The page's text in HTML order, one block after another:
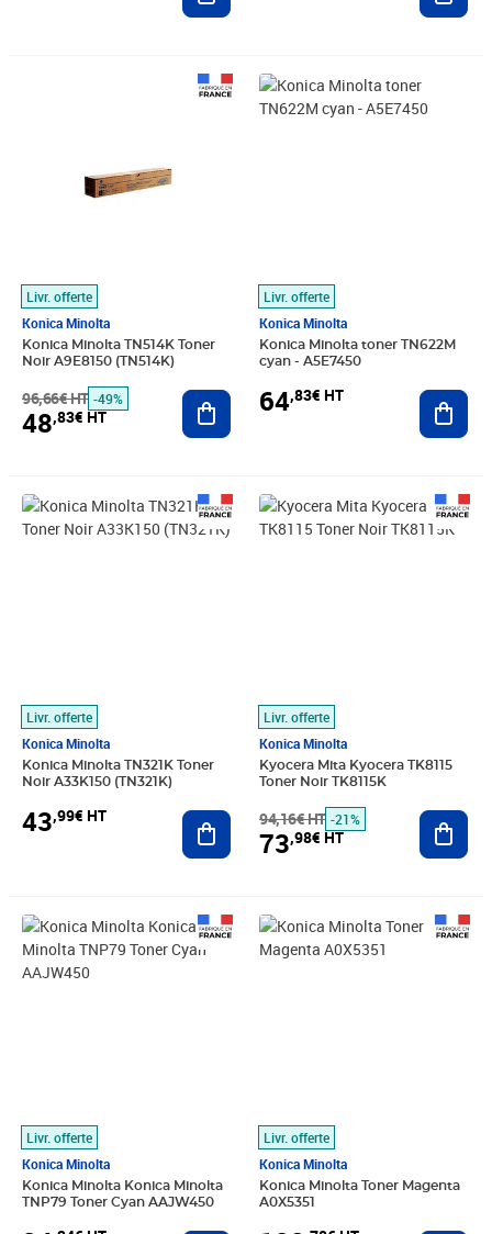
Livr. offerte
Konica Minolta
Konica Minolta TN514K Toner
Noir A9E8150 (TN514K)
96,66€ HT -49%
48,83€ HT
Ajouter au panier
Livr. offerte
Konica Minolta
Konica Minolta toner TN622M
cyan - A5E7450
64,83€ HT
Prix 64,83€ HT
Livr. offerte
Konica Minolta
Konica Minolta TN321K Toner
Noir A33K150 (TN321K)
43,99€ HT
Prix 43,99€ HT
Ajouter au panier
Livr. offerte
Konica Minolta
Kyocera Mita Kyocera TK8115
Toner Noir TK8115K
94,16€ HT
Prix barré 94,16€ HT
-21%
73,98€ HT
Prix 73,98€ HT
Livr. offerte
Konica Minolta
Konica Minolta Konica Minolta
TNP79 Toner Cyan AAJW450
Prix 34,34€ HT
Livr. offerte
Konica Minolta
Konica Minolta Toner Magenta
A0X5351
Prix 128,78€ HT